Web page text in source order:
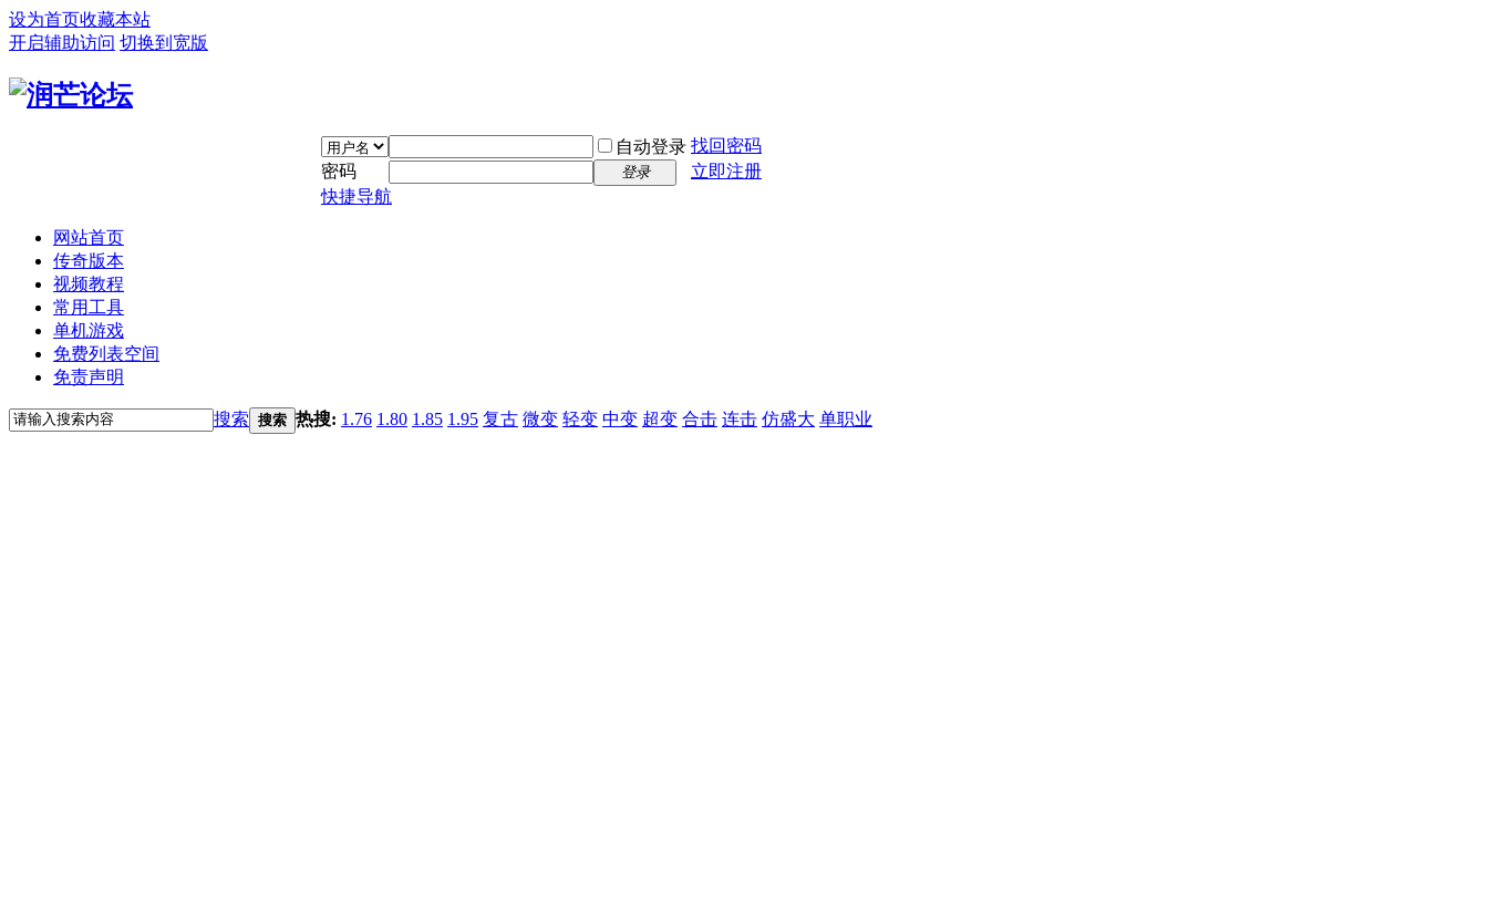
设为首页收藏本站
开启辅助访问 切换到宽版
自动登录 找回密码
密码
登录
立即注册
快捷导航
网站首页
传奇版本
视频教程
常用工具
单机游戏
免费列表空间
免责声明
搜索 搜索 热搜: 1.76 1.80 1.85 1.95 复古 微变 轻变 中变 超变 合击 连击 仿盛大 单职业